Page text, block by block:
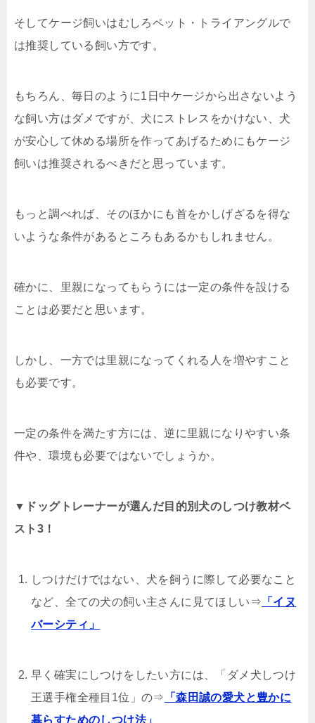
そしてケージ飼いはむしろペット・トライアングルで
は推奨している飼い方です。
もちろん、毎日のように1日中ケージから出さないよう
な飼い方はダメですが、犬にストレスをかけない、犬
が安心して休める場所を作ってあげるためにもケージ
飼いは推奨されるべきだと思っています。
もっと調べれば、そのほかにも首をかしげざるを得な
いような条件があるところもあるかもしれません。
確かに、里親になってもらうには一定の条件を設ける
ことは必要だと思います。
しかし、一方では里親になってくれる人を増やすこと
も必要です。
一定の条件を満たす方には、逆に里親になりやすい条
件や、環境も必要ではないでしょうか。
▼ドッグトレーナーが選んだ目的別犬のしつけ教材ベ
スト3！
しつけだけではない、犬を飼うに際して必要なこと
など、全ての犬の飼い主さんに見てほしい⇒ 「イヌ
バーシティ」
早く確実にしつけをしたい方には、「ダメ犬しつけ
王選手権全種目1位」の⇒
「森田誠の愛犬と豊かに
暮らすためのしつけ法」